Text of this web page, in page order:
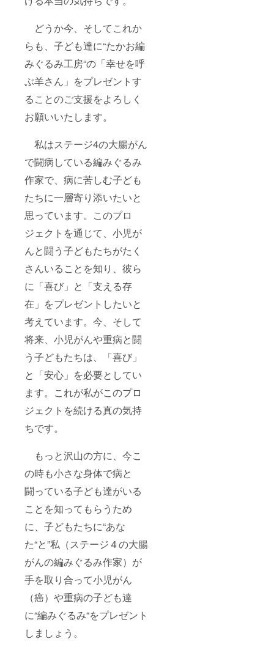
どうか今、そしてこれか
らも、子ども達に“たかお編
みぐるみ工房“の「幸せを呼
ぶ羊さん」をプレゼントす
ることのご支援をよろしく
お願いいたします。
私はステージ4の大腸がん
で闘病している編みぐるみ
作家で、病に苦しむ子ども
たちに一層寄り添いたいと
思っています。このプロ
ジェクトを通じて、小児が
んと闘う子どもたちがたく
さんいることを知り、彼ら
に「喜び」と「支える存
在」をプレゼントしたいと
考えています。今、そして
将来、小児がんや重病と闘
う子どもたちは、「喜び」
と「安心」を必要としてい
ます。これが私がこのプロ
ジェクトを続ける真の気持
ちです。
もっと沢山の方に、今こ
の時も小さな身体で病と
闘っている子ども達がいる
ことを知ってもらうため
に、子どもたちに“あな
た“と”私（ステージ４の大腸
がんの編みぐるみ作家）が
手を取り合って小児がん
（癌）や重病の子ども達
に“編みぐるみ“をプレゼント
しましょう。